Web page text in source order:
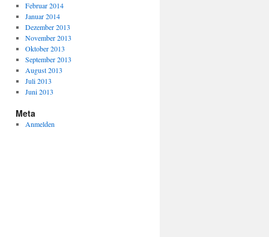
Februar 2014
Januar 2014
Dezember 2013
November 2013
Oktober 2013
September 2013
August 2013
Juli 2013
Juni 2013
Meta
Anmelden